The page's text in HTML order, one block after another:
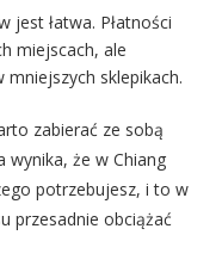
jest łatwa. Płatności
miejscach, ale
sklepikach.
zabierać ze sobą
wynika, że w Chiang
potrzebujesz, i to w
przesadnie obciążać